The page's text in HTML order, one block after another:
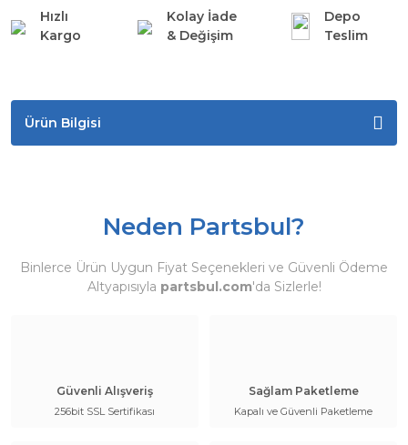
Hızlı
Kargo
Kolay İade
& Değişim
Depo
Teslim
Ürün Bilgisi
Neden Partsbul?
Binlerce Ürün Uygun Fiyat Seçenekleri ve Güvenli Ödeme
Altyapısıyla partsbul.com'da Sizlerle!
Güvenli Alışveriş
256bit SSL Sertifikası
Sağlam Paketleme
Kapalı ve Güvenli Paketleme